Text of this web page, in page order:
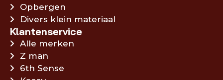
Opbergen
Divers klein materiaal
Klantenservice
Alle merken
Z man
6th Sense